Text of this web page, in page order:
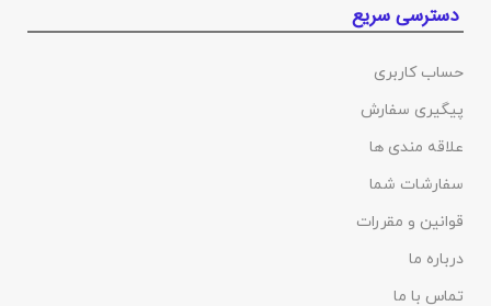
دسترسی سریع
حساب کاربری
پیگیری سفارش
علاقه مندی ها
سفارشات شما
قوانین و مقررات
درباره ما
تماس با ما